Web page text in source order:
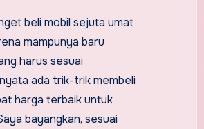
beli mobil sejuta umat
mampunya baru
harus sesuai
ada trik-trik membeli
harga terbaik untuk
bayangkan, sesuai